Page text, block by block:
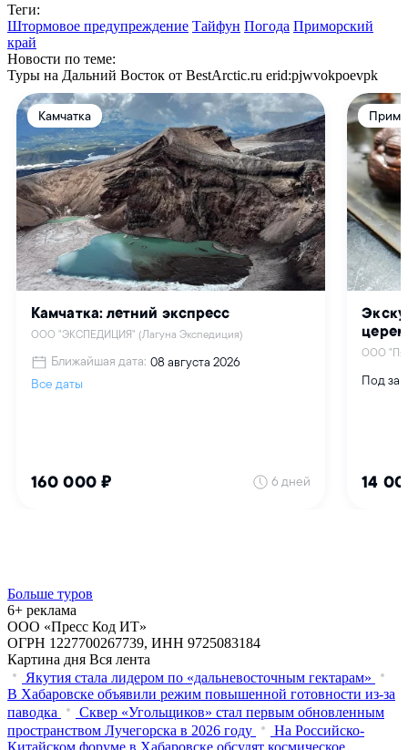
Теги:
Штормовое предупреждение Тайфун Погода Приморский
край
Новости по теме:
Туры на Дальний Восток от BestArctic.ru erid:pjwvokpoevpk
Больше туров
6+ реклама
ООО «Пресс Код ИТ»
ОГРН 1227700267739, ИНН 9725083184
Картина дня Вся лента
Якутия стала лидером по «дальневосточным гектарам»
В Хабаровске объявили режим повышенной готовности из‑за
паводка
Сквер «Угольщиков» стал первым обновленным
пространством Лучегорска в 2026 году
На Российско-
Китайском форуме в Хабаровске обсудят космическое